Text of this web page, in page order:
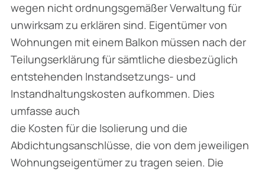
wegen nicht ordnungsgemäßer Verwaltung für
unwirksam zu erklären sind. Eigentümer von
Wohnungen mit einem Balkon müssen nach der
Teilungserklärung für sämtliche diesbezüglich
entstehenden Instandsetzungs- und
Instandhaltungskosten aufkommen. Dies
umfasse auch
die Kosten für die Isolierung und die
Abdichtungsanschlüsse, die von dem jeweiligen
Wohnungseigentümer zu tragen seien. Die